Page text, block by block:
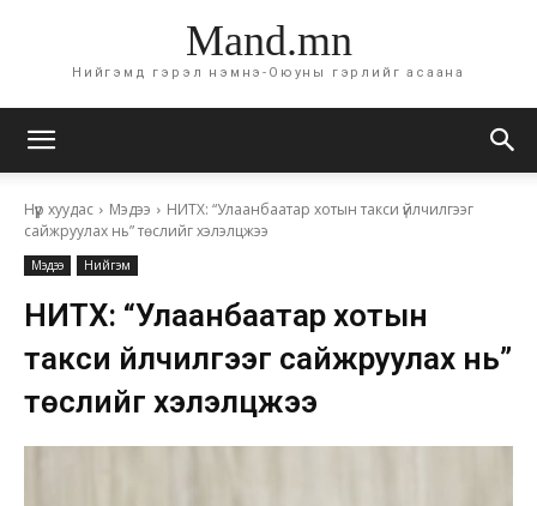
Mand.mn
Нийгэмд гэрэл нэмнэ-Оюуны гэрлийг асаана
Нүүр хуудас Мэдээ
НИТХ: “Улаанбаатар хотын такси үйлчилгээг
сайжруулах нь” төслийг хэлэлцжээ
Мэдээ Нийгэм
НИТХ: “Улаанбаатар хотын
такси үйлчилгээг сайжруулах нь”
төслийг хэлэлцжээ